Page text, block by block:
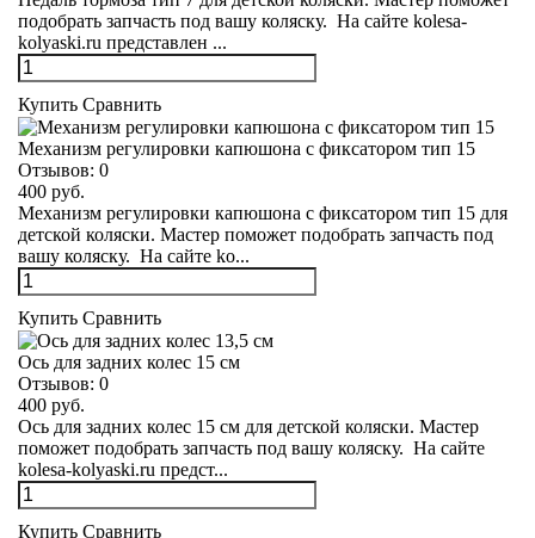
подобрать запчасть под вашу коляску. На сайте kolesa-
kolyaski.ru представлен ...
Купить Сравнить
Механизм регулировки капюшона c фиксатором тип 15
Отзывов: 0
400 руб.
Механизм регулировки капюшона c фиксатором тип 15 для
детской коляски. Мастер поможет подобрать запчасть под
вашу коляску. На сайте ko...
Купить Сравнить
Ось для задних колес 15 см
Отзывов: 0
400 руб.
Ось для задних колес 15 см для детской коляски. Мастер
поможет подобрать запчасть под вашу коляску. На сайте
kolesa-kolyaski.ru предст...
Купить Сравнить